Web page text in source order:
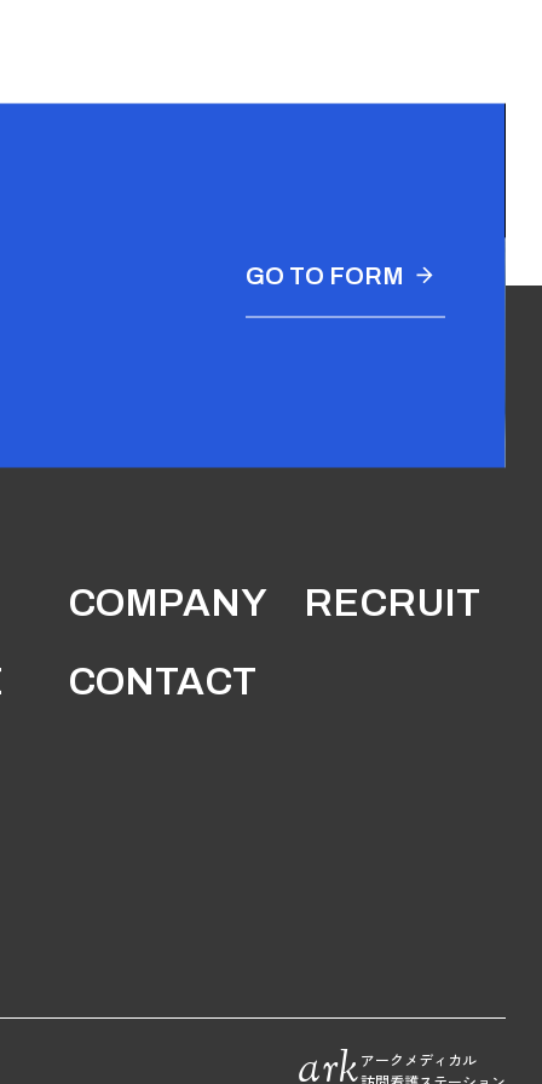
GO TO FORM
COMPANY
RECRUIT
CONTACT
arkアークメディカル